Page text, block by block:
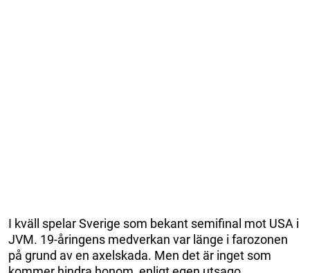
I kväll spelar Sverige som bekant semifinal mot USA i
JVM. 19-åringens medverkan var länge i farozonen
på grund av en axelskada. Men det är inget som